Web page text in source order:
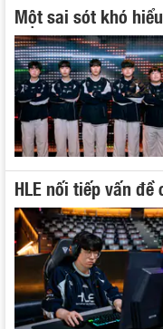
Một sai sót khó
HLE nối tiếp vấn đề